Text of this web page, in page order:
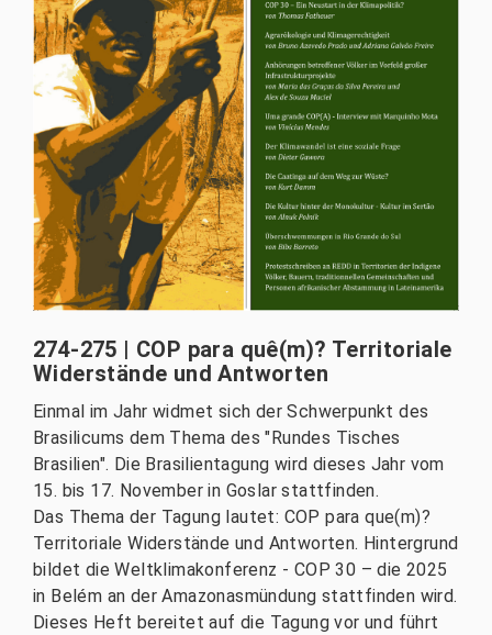
274-275 | COP para quê(m)? Territoriale
Widerstände und Antworten
Einmal im Jahr widmet sich der Schwerpunkt des
Brasilicums dem Thema des "Rundes Tisches
Brasilien". Die Brasilientagung wird dieses Jahr vom
15. bis 17. November in Goslar stattfinden.
Das Thema der Tagung lautet: COP para que(m)?
Territoriale Widerstände und Antworten. Hintergrund
bildet die Weltklimakonferenz - COP 30 – die 2025
in Belém an der Amazonasmündung stattfinden wird.
Dieses Heft bereitet auf die Tagung vor und führt